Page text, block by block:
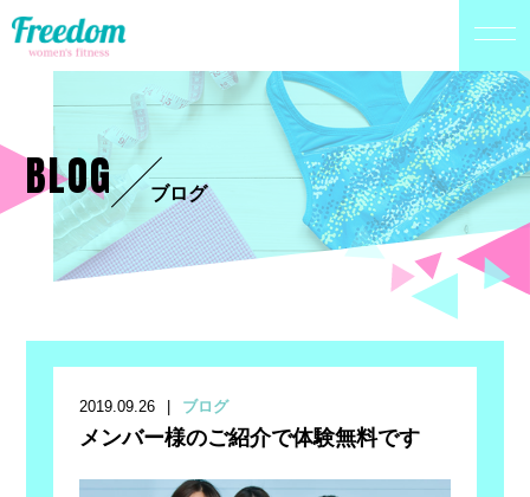
BLOG ブログ
2019.09.26 ブログ
メンバー様のご紹介で体験無料です